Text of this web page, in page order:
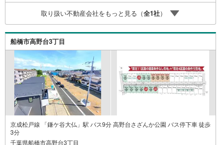
分閑静な住宅街で、緑が多く公園も点在している船橋市高
野台3丁目に条件付き売地が登場です!!近くに日本大学理工
学部があり、学生向けの施設や商店も見られ、幹線道路か
ら少し入った落ち着いた雰囲気のエリアです♪
取り扱い不動産会社をもっと見る（全1社）
船橋市高野台3丁目
京成松戸線 「鎌ケ谷大仏」駅 バス9分 高野台さざんか公園 バス停下車 徒歩
3分
千葉県船橋市高野台3丁目